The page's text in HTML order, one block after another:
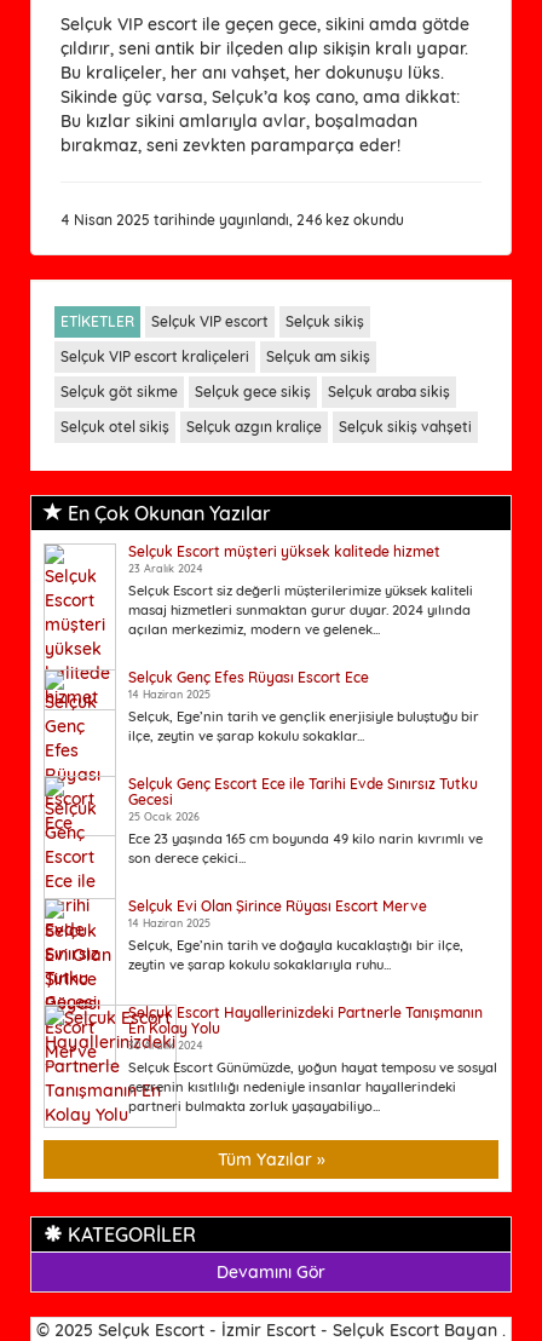
Selçuk VIP escort ile geçen gece, sikini amda götde
çıldırır, seni antik bir ilçeden alıp sikişin kralı yapar.
Bu kraliçeler, her anı vahşet, her dokunuşu lüks.
Sikinde güç varsa, Selçuk’a koş cano, ama dikkat:
Bu kızlar sikini amlarıyla avlar, boşalmadan
bırakmaz, seni zevkten paramparça eder!
4 Nisan 2025 tarihinde yayınlandı, 246 kez okundu
ETİKETLER Selçuk VIP escort
Selçuk sikiş
Selçuk VIP escort kraliçeleri
Selçuk am sikiş
Selçuk göt sikme
Selçuk gece sikiş
Selçuk araba sikiş
Selçuk otel sikiş
Selçuk azgın kraliçe Selçuk sikiş vahşeti
En Çok Okunan Yazılar
Selçuk Escort müşteri yüksek kalitede hizmet
23 Aralık 2024
Selçuk Escort siz değerli müşterilerimize yüksek kaliteli
masaj hizmetleri sunmaktan gurur duyar. 2024 yılında
açılan merkezimiz, modern ve gelenek...
Selçuk Genç Efes Rüyası Escort Ece
14 Haziran 2025
Selçuk, Ege’nin tarih ve gençlik enerjisiyle buluştuğu bir
ilçe, zeytin ve şarap kokulu sokaklar...
Selçuk Genç Escort Ece ile Tarihi Evde Sınırsız Tutku
Gecesi
25 Ocak 2026
Ece 23 yaşında 165 cm boyunda 49 kilo narin kıvrımlı ve
son derece çekici...
Selçuk Evi Olan Şirince Rüyası Escort Merve
14 Haziran 2025
Selçuk, Ege’nin tarih ve doğayla kucaklaştığı bir ilçe,
zeytin ve şarap kokulu sokaklarıyla ruhu...
Selçuk Escort Hayallerinizdeki Partnerle Tanışmanın
En Kolay Yolu
30 Aralık 2024
Selçuk Escort Günümüzde, yoğun hayat temposu ve sosyal
çevrenin kısıtlılığı nedeniyle insanlar hayallerindeki
partneri bulmakta zorluk yaşayabiliyo...
Tüm Yazılar »
KATEGORİLER
Devamını Gör
© 2025 Selçuk Escort - İzmir Escort - Selçuk Escort Bayan .